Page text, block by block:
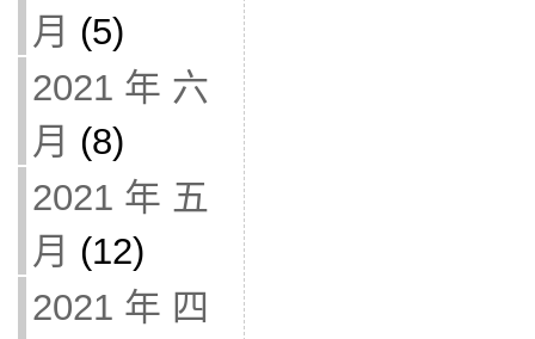
月 (5)
2021 年 六
月 (8)
2021 年 五
月 (12)
2021 年 四